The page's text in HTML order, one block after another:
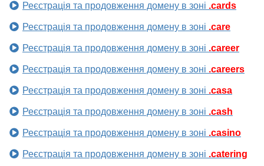
Реєстрація та продовження домену в зоні .cards
Реєстрація та продовження домену в зоні .care
Реєстрація та продовження домену в зоні .career
Реєстрація та продовження домену в зоні .careers
Реєстрація та продовження домену в зоні .casa
Реєстрація та продовження домену в зоні .cash
Реєстрація та продовження домену в зоні .casino
Реєстрація та продовження домену в зоні .catering